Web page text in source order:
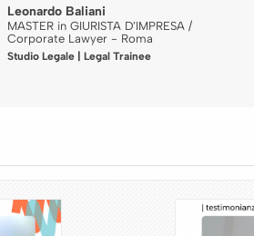
Leonardo Baliani
MASTER in GIURISTA D’IMPRESA /
Corporate Lawyer - Roma
Studio Legale | Legal Trainee